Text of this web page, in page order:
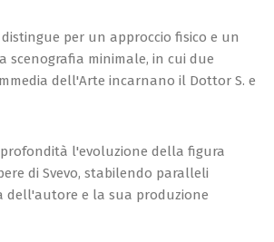
per un approccio fisico e un
scenografia minimale, in cui due
dell'Arte incarnano il Dottor S. e
profondità l'evoluzione della figura
di Svevo, stabilendo paralleli
dell'autore e la sua produzione